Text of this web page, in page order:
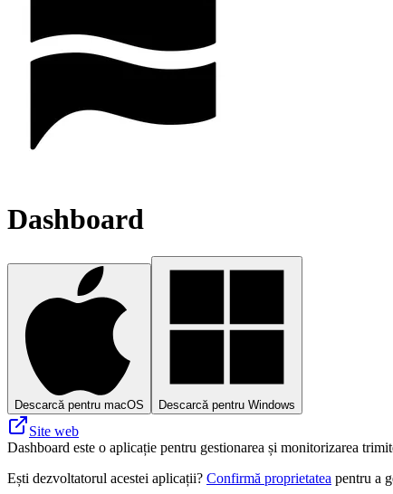
Dashboard
Descarcă pentru macOS Descarcă pentru Windows
Site web
Dashboard este o aplicație pentru gestionarea și monitorizarea
Ești dezvoltatorul acestei aplicații? Confirmă proprietatea pentru a